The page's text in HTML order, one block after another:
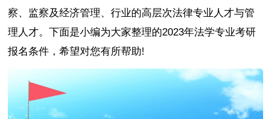
察、监察及经济管理、行业的高层次法律专业人才与管
理人才。下面是小编为大家整理的2023年法学专业考研
报名条件，希望对您有所帮助!